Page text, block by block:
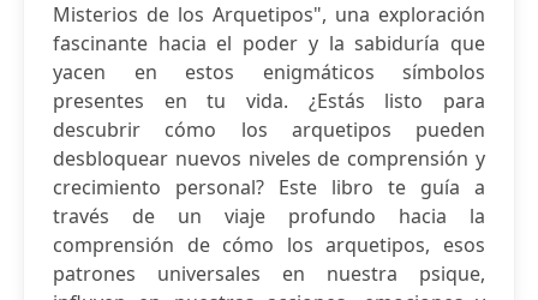
Misterios de los Arquetipos", una exploración
fascinante hacia el poder y la sabiduría que
yacen en estos enigmáticos símbolos
presentes en tu vida. ¿Estás listo para
descubrir cómo los arquetipos pueden
desbloquear nuevos niveles de comprensión y
crecimiento personal? Este libro te guía a
través de un viaje profundo hacia la
comprensión de cómo los arquetipos, esos
patrones universales en nuestra psique,